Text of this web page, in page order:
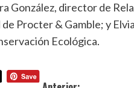
González, director de
Procter & Gamble; y
Ecológica.